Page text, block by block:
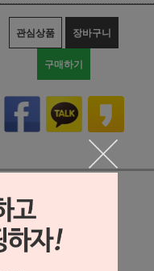
관심상품 장바구니
구매하기
기